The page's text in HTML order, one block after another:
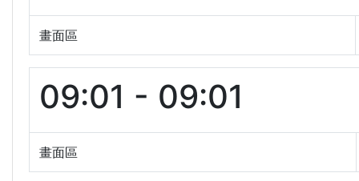
畫面區
09:01 - 09:01
畫面區